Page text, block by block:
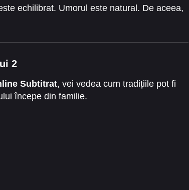
echilibrat. Umorul este natural. De aceea,
2
Subtitrat, vei vedea cum tradițiile pot fi
începe din familie.